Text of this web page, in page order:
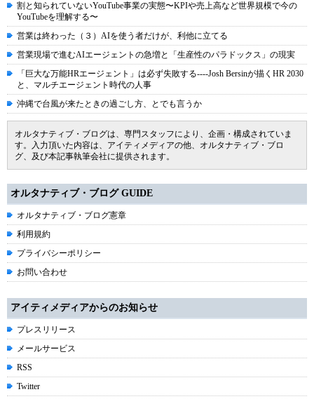
割と知られていないYouTube事業の実態〜KPIや売上高など世界規模で今の
YouTubeを理解する〜
営業は終わった（３）AIを使う者だけが、利他に立てる
営業現場で進むAIエージェントの急増と「生産性のパラドックス」の現実
「巨大な万能HRエージェント」は必ず失敗する----Josh Bersinが描くHR 2030
と、マルチエージェント時代の人事
沖縄で台風が来たときの過ごし方、とでも言うか
オルタナティブ・ブログは、専門スタッフにより、企画・構成されていま
す。入力頂いた内容は、アイティメディアの他、オルタナティブ・ブロ
グ、及び本記事執筆会社に提供されます。
オルタナティブ・ブログ GUIDE
オルタナティブ・ブログ憲章
利用規約
プライバシーポリシー
お問い合わせ
アイティメディアからのお知らせ
プレスリリース
メールサービス
RSS
Twitter